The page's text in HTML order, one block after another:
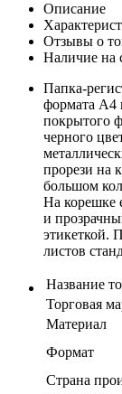
Описание
Отзывы о
Наличие на
Папка-
формата А4
покрытого
черного
прорези на
большом
На корешке
и
этикеткой.
листов
Название
Торговая
Материал
Формат
Страна